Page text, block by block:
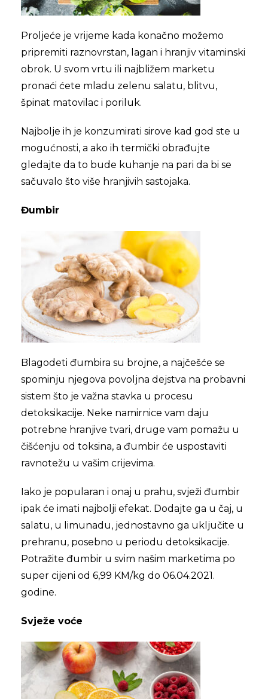
Proljeće je vrijeme kada konačno možemo
pripremiti raznovrstan, lagan i hranjiv vitaminski
obrok. U svom vrtu ili najbližem marketu
pronaći ćete mladu zelenu salatu, blitvu,
špinat matovilac i poriluk.
Najbolje ih je konzumirati sirove kad god ste u
mogućnosti, a ako ih termički obrađujte
gledajte da to bude kuhanje na pari da bi se
sačuvalo što više hranjivih sastojaka.
Đumbir
Blagodeti đumbira su brojne, a najčešće se
spominju njegova povoljna dejstva na probavni
sistem što je važna stavka u procesu
detoksikacije. Neke namirnice vam daju
potrebne hranjive tvari, druge vam pomažu u
čišćenju od toksina, a đumbir će uspostaviti
ravnotežu u vašim crijevima.
Iako je popularan i onaj u prahu, svježi đumbir
ipak će imati najbolji efekat. Dodajte ga u čaj, u
salatu, u limunadu, jednostavno ga uključite u
prehranu, posebno u periodu detoksikacije.
Potražite đumbir u svim našim marketima po
super cijeni od 6,99 KM/kg do 06.04.2021.
godine.
Svježe voće